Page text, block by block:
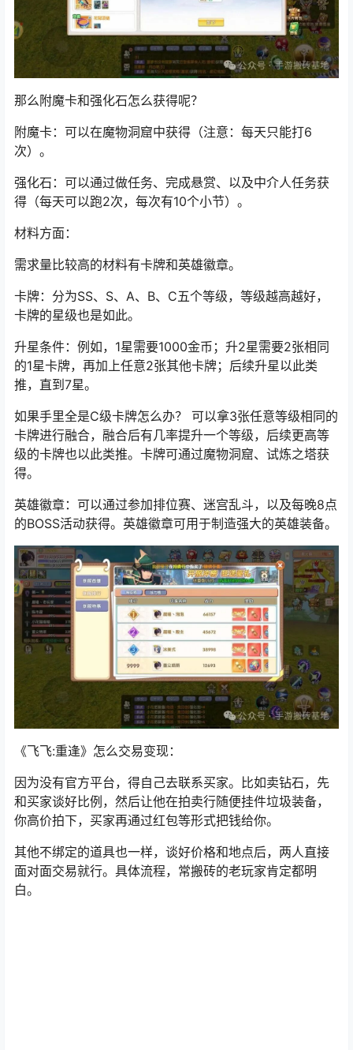
那么附魔卡和强化石怎么获得呢？
附魔卡：可以在魔物洞窟中获得（注意：每天只能打6
次）。
强化石：可以通过做任务、完成悬赏、以及中介人任务获
得（每天可以跑2次，每次有10个小节）。
材料方面：
需求量比较高的材料有卡牌和英雄徽章。
卡牌：分为SS、S、A、B、C五个等级，等级越高越好，
卡牌的星级也是如此。
升星条件：例如，1星需要1000金币；升2星需要2张相同
的1星卡牌，再加上任意2张其他卡牌；后续升星以此类
推，直到7星。
如果手里全是C级卡牌怎么办？ 可以拿3张任意等级相同的
卡牌进行融合，融合后有几率提升一个等级，后续更高等
级的卡牌也以此类推。卡牌可通过魔物洞窟、试炼之塔获
得。
英雄徽章：可以通过参加排位赛、迷宫乱斗，以及每晚8点
的BOSS活动获得。英雄徽章可用于制造强大的英雄装备。
《飞飞:重逢》 怎么交易变现：
因为没有官方平台，得自己去联系买家。比如卖钻石，先
和买家谈好比例，然后让他在拍卖行随便挂件垃圾装备，
你高价拍下，买家再通过红包等形式把钱给你。
其他不绑定的道具也一样，谈好价格和地点后，两人直接
面对面交易就行。具体流程，常搬砖的老玩家肯定都明
白。